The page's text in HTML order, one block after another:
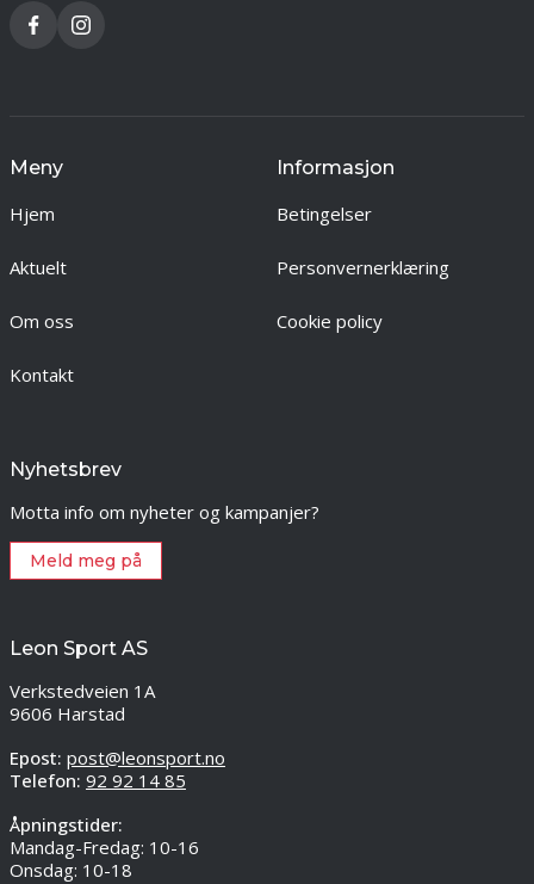
Meny
Hjem
Aktuelt
Om oss
Kontakt
Informasjon
Betingelser
Personvernerklæring
Cookie policy
Nyhetsbrev
Motta info om nyheter og kampanjer?
Meld meg på
Leon Sport AS
Verkstedveien 1A
9606 Harstad
Epost: post@leonsport.no
Telefon: 92 92 14 85
Åpningstider:
Mandag-Fredag: 10-16
Onsdag: 10-18